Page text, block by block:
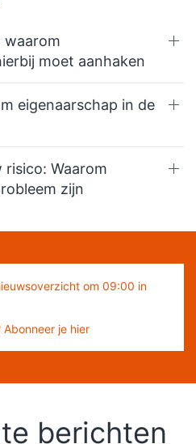
waarom
moet aanhaken
eigenaarschap in de
Waarom
zijn
om 09:00 in
Abonneer je hier
berichten